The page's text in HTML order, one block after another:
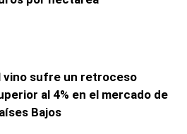
vino sufre un retroceso
al 4% en el mercado de
Bajos